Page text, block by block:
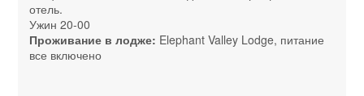
отель.
Ужин 20-00
Проживание в лодже: Elephant Valley Lodge, питание
все включено